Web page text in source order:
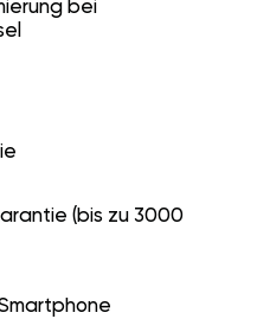
bei
(bis zu 3000